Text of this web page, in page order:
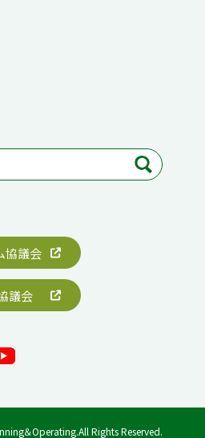
協議会
議会
＆Operating.All Rights Reserved.